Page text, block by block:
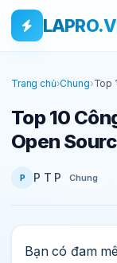
Skip to main content
Bỏ qua tới nội dung
Trang chủ›Chung›Top
Top 10
Open
P P T P Chung
Bạn có đam